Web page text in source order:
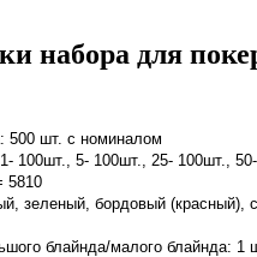
набора для
500 шт. c номиналом
100шт., 5- 100шт., 25- 100шт.,
5810
зеленый, бордовый (красный),
блайнда/малого блайнда: 1